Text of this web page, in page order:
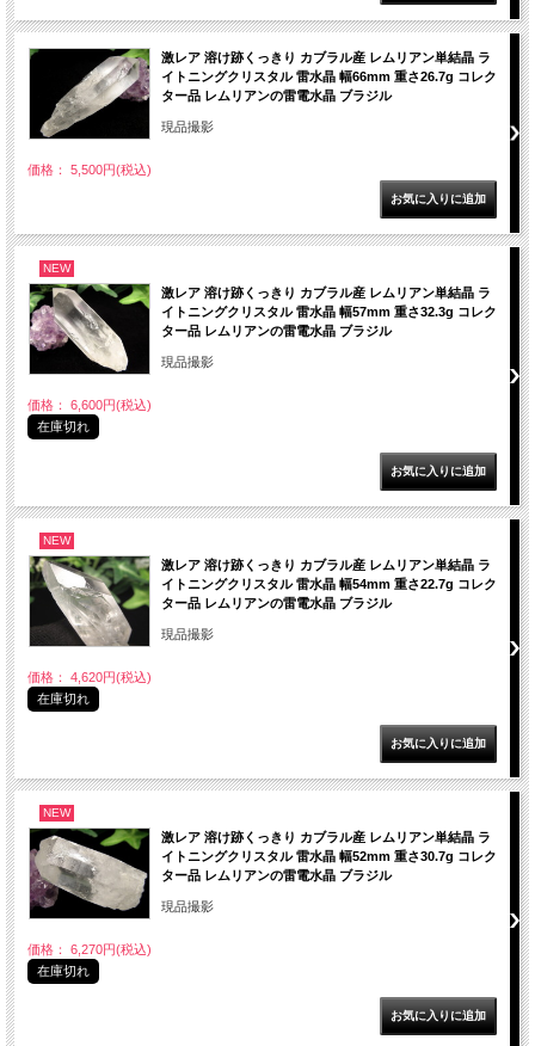
激レア 溶け跡くっきり カブラル産 レムリアン単結晶 ラ
イトニングクリスタル 雷水晶 幅66mm 重さ26.7g コレク
ター品 レムリアンの雷電水晶 ブラジル
現品撮影
価格： 5,500円(税込)
NEW
激レア 溶け跡くっきり カブラル産 レムリアン単結晶 ラ
イトニングクリスタル 雷水晶 幅57mm 重さ32.3g コレク
ター品 レムリアンの雷電水晶 ブラジル
現品撮影
価格： 6,600円(税込)
在庫切れ
NEW
激レア 溶け跡くっきり カブラル産 レムリアン単結晶 ラ
イトニングクリスタル 雷水晶 幅54mm 重さ22.7g コレク
ター品 レムリアンの雷電水晶 ブラジル
現品撮影
価格： 4,620円(税込)
在庫切れ
NEW
激レア 溶け跡くっきり カブラル産 レムリアン単結晶 ラ
イトニングクリスタル 雷水晶 幅52mm 重さ30.7g コレク
ター品 レムリアンの雷電水晶 ブラジル
現品撮影
価格： 6,270円(税込)
在庫切れ